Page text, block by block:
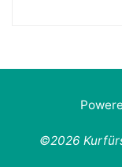
©2026